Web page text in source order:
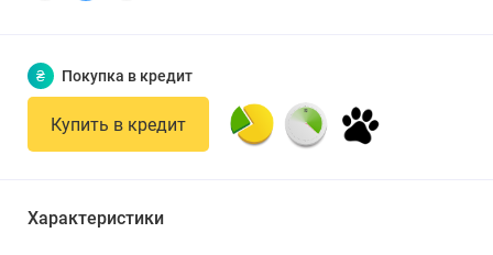
₴ Покупка в кредит
Купить в кредит
Характеристики